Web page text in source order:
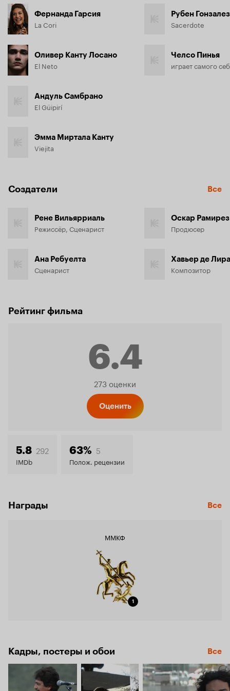
необходим, этот выбор, и что иногда трое — это вовсе не
толпа, а, пусть и странная, но любовь.
Фернанда Гарсия
La Cori
Оливер Канту Лосано
El Neto
Андуль Самбрано
El Güipirí
Эмма Миртала Канту
Viejita
Рубен
Sacerdote
Челсо Пинья
играет самого
Создатели Все
Рене Вильярриаль
Режиссёр, Сценарист
Ана Ребуелта
Сценарист
Оскар
Продюсер
Хавьер де Лира
Композитор
Рейтинг фильма
6.4
Рейтинг
6.4
273 оценки
Оценить
5.8 292
IMDb
63% 5
Полож. рецензии
Награды Все
ММКФ
1
Кадры, постеры и обои Все